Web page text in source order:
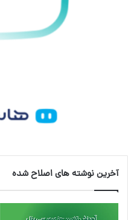
آخرین نوشته های اصلاح شده